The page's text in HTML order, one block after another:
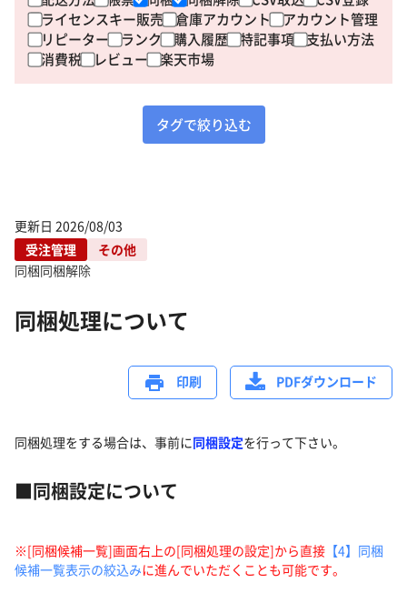
ライセンスキー販売 倉庫アカウント アカウント管理
リピーター ランク 購入履歴 特記事項 支払い方法
消費税 レビュー 楽天市場
タグで絞り込む
更新日 2026/08/03
受注管理
その他
同梱同梱解除
同梱処理について
印刷 PDFダウンロード
同梱処理をする場合は、事前に同梱設定を行って下さい。
■同梱設定について
※[同梱候補一覧]画面右上の[同梱処理の設定]から直接 【4】同梱
候補一覧表示の絞込みに進んでいただくことも可能です。